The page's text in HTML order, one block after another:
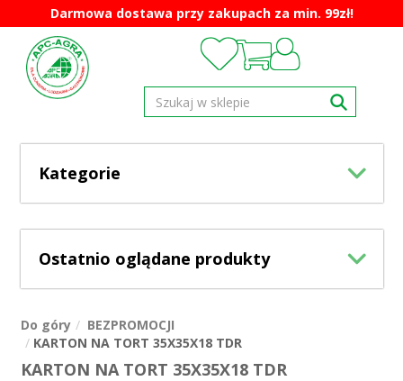
Darmowa dostawa przy zakupach za min. 99zł!
Kategorie
Ostatnio oglądane produkty
Do góry
BEZPROMOCJI
KARTON NA TORT 35X35X18 TDR
KARTON NA TORT 35X35X18 TDR